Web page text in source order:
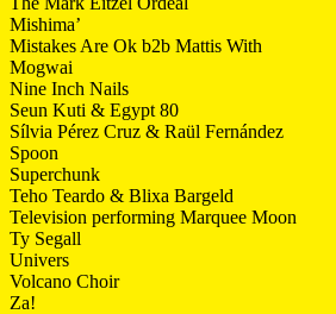
Mishima’
Mistakes Are Ok b2b Mattis With
Mogwai
Nine Inch Nails
Seun Kuti & Egypt 80
Sílvia Pérez Cruz & Raül Fernández
Spoon
Superchunk
Teho Teardo & Blixa Bargeld
Television performing Marquee Moon
Ty Segall
Univers
Volcano Choir
Za!